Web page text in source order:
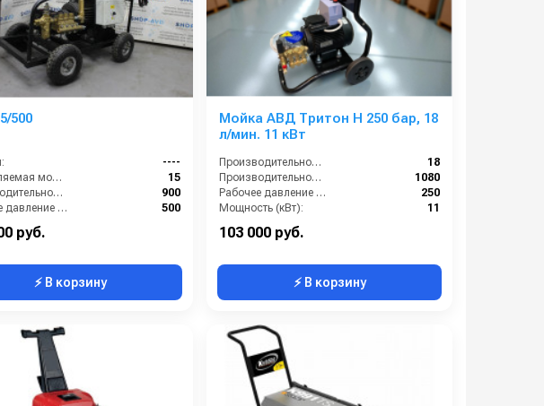
500
----
Потребляемая мощность (кВт):
15
Производительность (л/ч):
900
Рабочее давление (бар):
500
(кВт):
руб.
⚡ В корзину
Мойка АВД Тритон H 250 бар, 18
л/мин. 11 кВт
Производительность (л/мин):
18
Производительность (л/ч):
1080
Рабочее давление (бар):
250
Мощность (кВт):
11
103 000 руб.
⚡ В корзину